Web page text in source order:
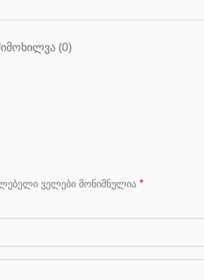
(0)
ველები მონიშნულია *